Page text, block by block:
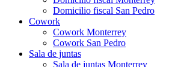
Domicilio fiscal San Pedro
Cowork
Cowork Monterrey
Cowork San Pedro
Sala de juntas
Sala de juntas Monterrey